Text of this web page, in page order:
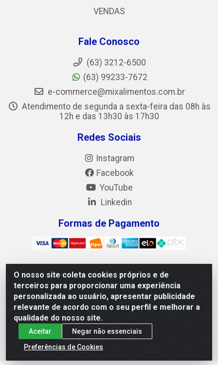
O nosso site coleta cookies próprios e de
terceiros para proporcionar uma experiência
personalizada ao usuário, apresentar publicidade
relevante de acordo com o seu perfil e melhorar a
qualidade do nosso site.
Aceitar
Negar não essenciais
Preferências de Cookies
VENDAS
Fale Conosco
(63) 3212-6500
(63) 99233-7672
e-commerce@mixalimentos.com.br
Atendimento de segunda a sexta-feira das 08h às
12h e das 13h30 às 17h30
Redes Sociais
Instagram
Facebook
YouTube
Linkedin
Formas de Pagamento
Mix Alimentos LTDA - Quadra Asr Ne 55 (412 Norte), Alameda
02, S/N - Plano Diretor Norte, Palmas/TO - CEP 77.006-540 -
CNPJ 05.922.500/0001-02